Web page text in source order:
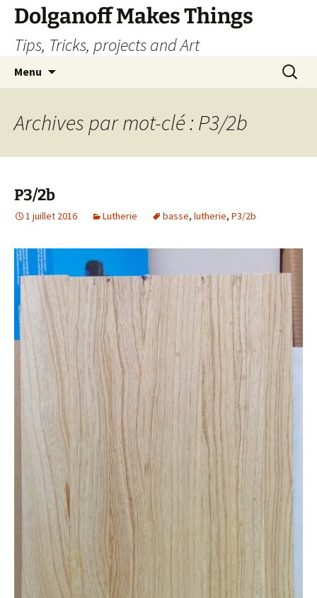
Dolganoff Makes Things
Tips, Tricks, projects and Art
Menu
Archives par mot-clé : P3/2b
P3/2b
1 juillet 2016 Lutherie basse, lutherie, P3/2b